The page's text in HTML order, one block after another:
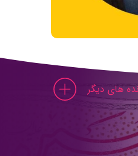
های دیگر